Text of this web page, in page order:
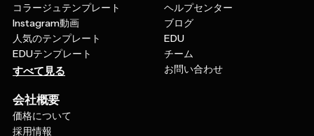
コラージュテンプレート
Instagram動画
人気のテンプレート
EDUテンプレート
すべて見る
ヘルプセンター
ブログ
EDU
チーム
お問い合わせ
会社概要
価格について
採用情報